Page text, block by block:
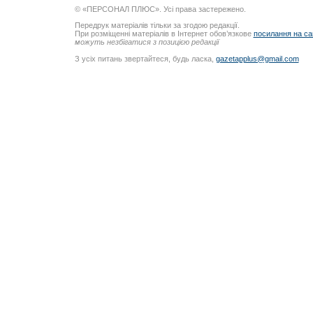
© «ПЕРСОНАЛ ПЛЮС». Усі права застережено.
Передрук матеріалів тільки за згодою редакції.
При розміщенні матеріалів в Інтернет обов’язкове посилання на
можуть незбігатися з позицією редакції
З усіх питань звертайтеся, будь ласка, gazetapplus@gmail.com